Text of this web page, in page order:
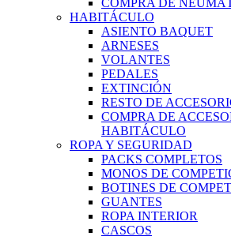
COMPRA DE
HABITÁCULO
ASIENTO BAQUET
ARNESES
VOLANTES
PEDALES
EXTINCIÓN
RESTO DE
COMPRA DE
HABITÁCULO
ROPA Y SEGURIDAD
PACKS COMPLETOS
MONOS DE
BOTINES DE
GUANTES
ROPA INTERIOR
CASCOS